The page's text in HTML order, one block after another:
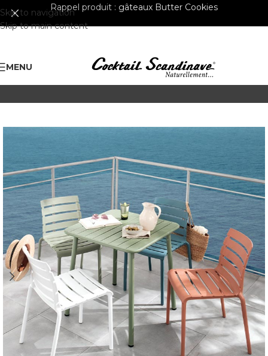
Skip to navigation
Skip to main content
Rappel produit : gâteaux Butter Cookies
MENU